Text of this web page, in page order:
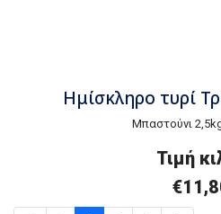
Ημίσκληρο τυρί
Μπαστούνι
Τιμή κ
€